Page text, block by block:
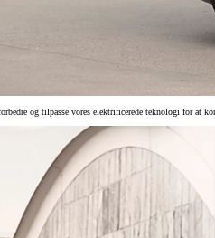
og tilpasse vores elektrificerede teknologi for